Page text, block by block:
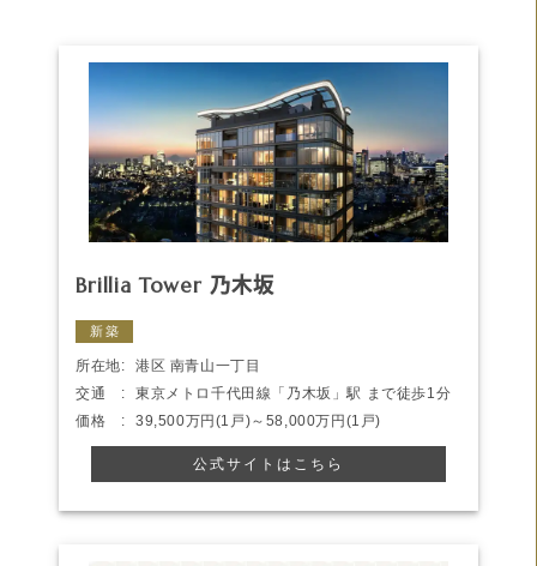
Brillia Tower 乃木坂
新築
所在地:
港区 南青山一丁目
交通 :
東京メトロ千代田線「乃木坂」駅 まで徒歩1分
価格 :
39,500万円(1戸)～58,000万円(1戸)
公式サイトはこちら